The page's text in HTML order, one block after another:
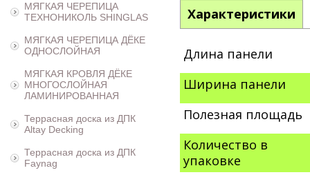
МЯГКАЯ ЧЕРЕПИЦА
ТЕХНОНИКОЛЬ SHINGLAS
МЯГКАЯ ЧЕРЕПИЦА ДЁКЕ
ОДНОСЛОЙНАЯ
МЯГКАЯ КРОВЛЯ ДЁКЕ
МНОГОСЛОЙНАЯ
ЛАМИНИРОВАННАЯ
Террасная доска из ДПК
Altay Decking
Террасная доска из ДПК
Faynag
Характеристики
Длина панели
Ширина панели
Полезная площадь
Количество в
упаковке